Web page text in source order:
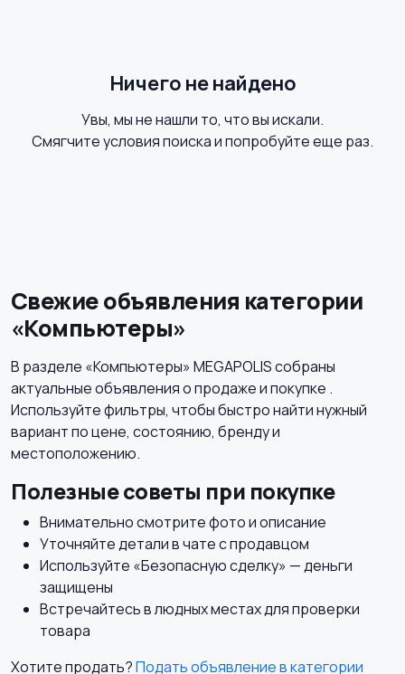
Программное
Рули, джойстики,
Ничего не найдено
Увы, мы не нашли то, что вы искали.
Смягчите условия поиска и попробуйте еще раз.
Свежие объявления категории
«Компьютеры»
В разделе «Компьютеры» MEGAPOLIS собраны
актуальные объявления о продаже и покупке .
Используйте фильтры, чтобы быстро найти нужный
вариант по цене, состоянию, бренду и
местоположению.
Полезные советы при покупке
Внимательно смотрите фото и описание
Уточняйте детали в чате с продавцом
Используйте «Безопасную сделку» — деньги
защищены
Встречайтесь в людных местах для проверки
товара
Хотите продать?Подать объявление в категории